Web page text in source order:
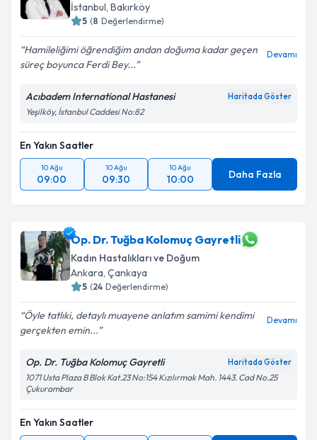
İstanbul, Bakırköy
5 (8 Değerlendirme)
Hamileliğimi öğrendiğim andan doğuma kadar geçen
süreç boyunca Ferdi Bey...
Devamı
Acıbadem International Hastanesi Haritada Göster
Yeşilköy, İstanbul Caddesi No:82
En Yakın Saatler
10 Ağu
09:00
10 Ağu
09:30
10 Ağu
10:00 Daha Fazla
Op. Dr. Tuğba Kolomuç Gayretli
Kadın Hastalıkları ve Doğum
Ankara, Çankaya
5 (24 Değerlendirme)
Öyle tatlıki, detaylı muayene anlatım samimi kendimi
gerçekten emin...
Devamı
Op. Dr. Tuğba Kolomuç Gayretli Haritada Göster
1071 Usta Plaza B Blok Kat.23 No:154 Kızılırmak Mah. 1443. Cad No.25
Çukurambar
En Yakın Saatler